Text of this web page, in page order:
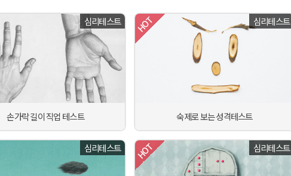
심리테스트
손가락 길이 직업 테스트
심리테스트
숙제로 보는 성격테스트
심리테스트 심리테스트